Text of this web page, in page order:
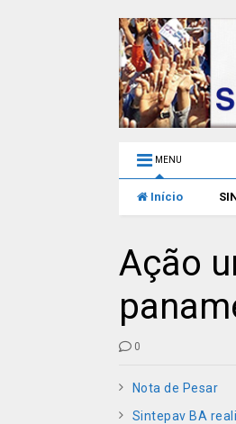
MENU
Início
Ação
0
Nota de Pesar
Sintepav BA